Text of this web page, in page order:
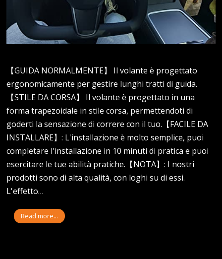
【GUIDA NORMALMENTE】 Il volante è progettato
ergonomicamente per gestire lunghi tratti di guida.
【STILE DA CORSA】 Il volante è progettato in una
forma trapezoidale in stile corsa, permettendoti di
goderti la sensazione di correre con il tuo.【FACILE DA
INSTALLARE】: L'installazione è molto semplice, puoi
completare l'installazione in 10 minuti di pratica e puoi
esercitare le tue abilità pratiche.【NOTA】: I nostri
prodotti sono di alta qualità, con loghi su di essi.
L'effetto…
Read more...